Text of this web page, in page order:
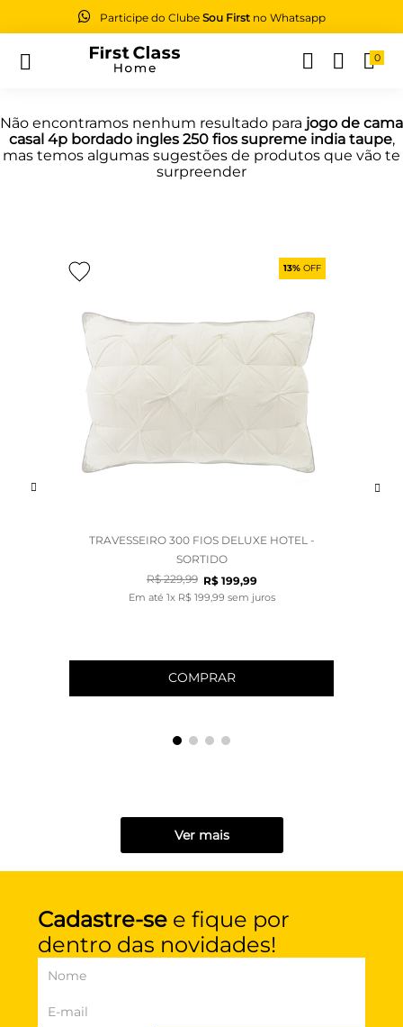
Participe do ClubeSou First no Whatsapp
0
Não encontramos nenhum resultado para jogo de cama
casal 4p bordado ingles 250 fios supreme india taupe,
mas temos algumas sugestões de produtos que vão te
surpreender
13% OFF
TRAVESSEIRO 300 FIOS DELUXE HOTEL -
SORTIDO
R$ 229,99 R$ 199,99
Em até 1x R$ 199 99 sem juros
COMPRAR
Ver mais
Cadastre-se e fique por
dentro das novidades!